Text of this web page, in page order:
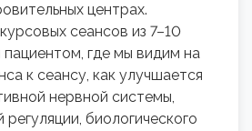
центрах.
сеансов из 7–10
где мы видим на
к сеансу, как улучшается
нервной системы,
биологического